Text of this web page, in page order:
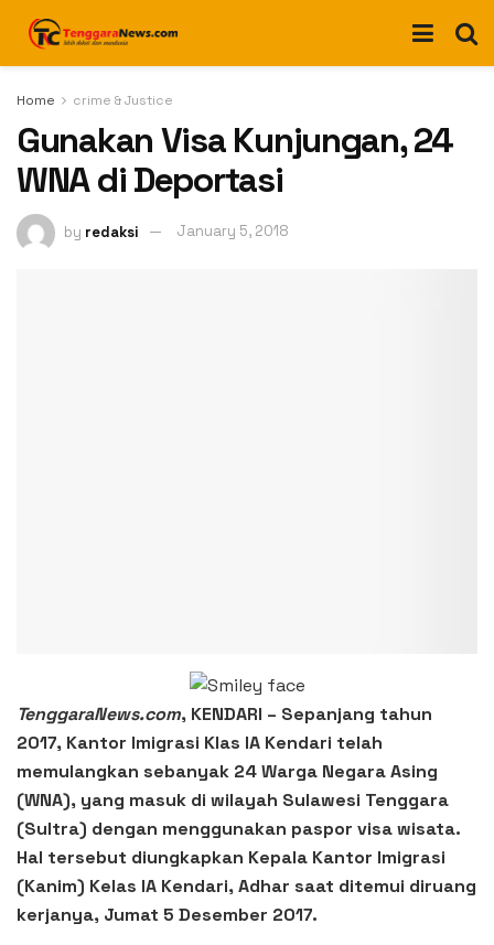
Home crime & Justice
Gunakan Visa Kunjungan, 24
WNA di Deportasi
by redaksi January 5, 2018
TenggaraNews.com, KENDARI – Sepanjang tahun
2017, Kantor Imigrasi Klas IA Kendari telah
memulangkan sebanyak 24 Warga Negara Asing
(WNA), yang masuk di wilayah Sulawesi Tenggara
(Sultra) dengan menggunakan paspor visa wisata.
Hal tersebut diungkapkan Kepala Kantor Imigrasi
(Kanim) Kelas IA Kendari, Adhar saat ditemui diruang
kerjanya, Jumat 5 Desember 2017.